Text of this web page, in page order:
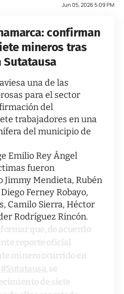
Jun 05, 2026 5:09 PM
confirman
mineros tras
Sutatausa
una de las
para el sector
del
trabajadores en una
del municipio de
Emilio Rey Ángel
fueron
Jimmy Mendieta, Rubén
Ferney Robayo,
Camilo Sierra, Héctor
Rodríguez Rincón.